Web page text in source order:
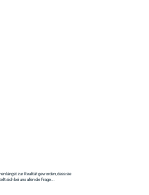
längst zur Realität geworden, dass sie
sich bei uns allen die Frage...